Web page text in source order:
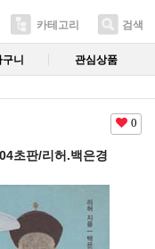
카테고리 검색
니 관심상품
0
초판/리허.백은경